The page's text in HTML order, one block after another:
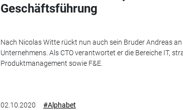
Geschäftsführung
Nach Nicolas Witte rückt nun auch sein Bruder Andreas an
Unternehmens. Als CTO verantwortet er die Bereiche IT,
Produktmanagement sowie F&E.
02.10.2020 #Alphabet